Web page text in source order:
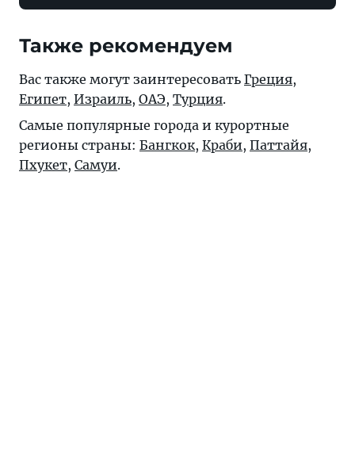
Также рекомендуем
Вас также могут заинтересовать Греция,
Египет, Израиль, ОАЭ, Турция.
Самые популярные города и курортные
регионы страны: Бангкок, Краби, Паттайя,
Пхукет, Самуи.